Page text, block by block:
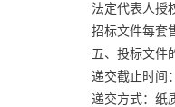
法定代表人授
招标文件每套
五、投标文件
递交截止时间
递交方式：纸